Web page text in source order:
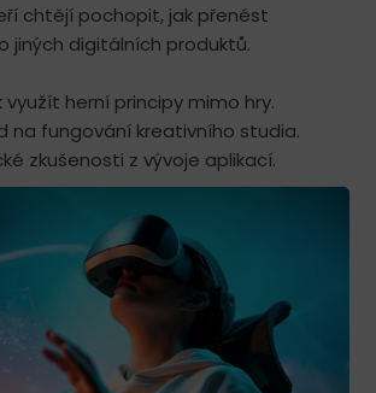
chtějí pochopit, jak přenést
jiných digitálních produktů.
využít herní principy mimo hry.
na fungování kreativního studia.
zkušenosti z vývoje aplikací.